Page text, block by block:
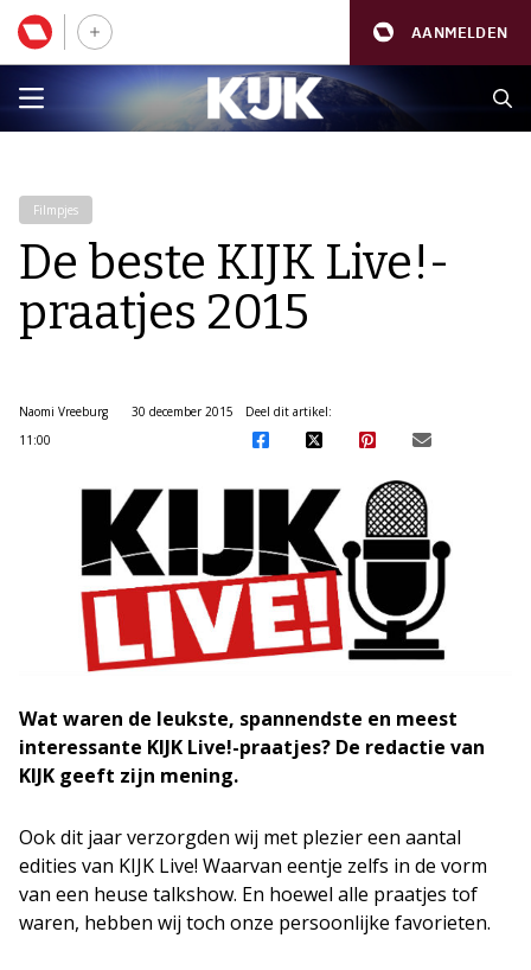
AANMELDEN
Filmpjes
De beste KIJK Live!-
praatjes 2015
Naomi Vreeburg
30 december 2015
11:00
Deel dit artikel:
Wat waren de leukste, spannendste en meest
interessante KIJK Live!-praatjes? De redactie van
KIJK geeft zijn mening.
Ook dit jaar verzorgden wij met plezier een aantal
edities van KIJK Live! Waarvan eentje zelfs in de vorm
van een heuse talkshow. En hoewel alle praatjes tof
waren, hebben wij toch onze persoonlijke favorieten.